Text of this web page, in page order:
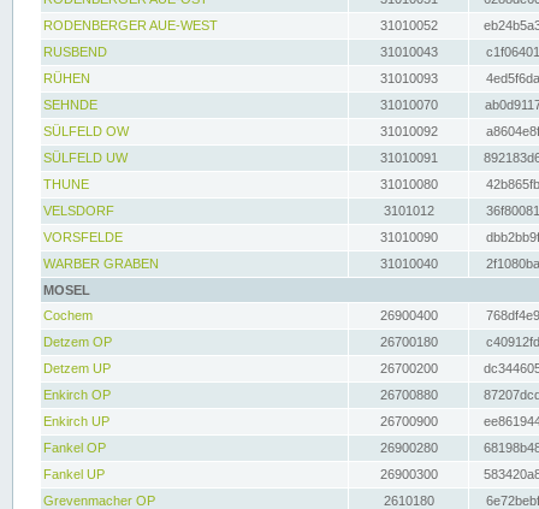
RODENBERGER AUE-WEST
31010052
RUSBEND
31010043
RÜHEN
31010093
SEHNDE
31010070
SÜLFELD OW
31010092
SÜLFELD UW
31010091
THUNE
31010080
VELSDORF
3101012
VORSFELDE
31010090
WARBER GRABEN
31010040
MOSEL
Cochem
26900400
Detzem OP
26700180
Detzem UP
26700200
Enkirch OP
26700880
Enkirch UP
26700900
Fankel OP
26900280
Fankel UP
26900300
Grevenmacher OP
2610180